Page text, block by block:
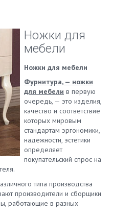
Ножки для
мебели
Ножки для мебели
Фурнитура, — ножки
для мебели в первую
очередь, — это изделия,
качество и соответствие
которых мировым
стандартам эргономики,
надежности, эстетики
определяет
покупательский спрос на
типа производства
производители и сборщики
работающие в разных